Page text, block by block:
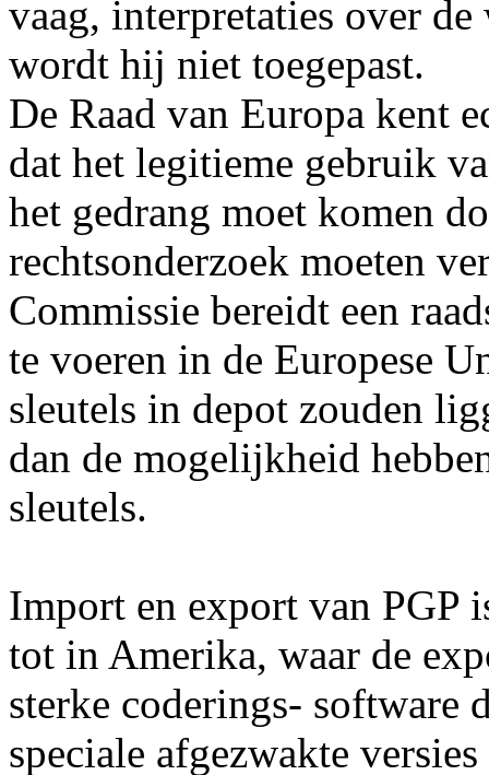
vaag, interpretaties over
wordt hij niet toegepast.
De Raad van Europa kent
dat het legitieme gebruik
het gedrang moet komen
rechtsonderzoek moeten
Commissie bereidt een
te voeren in de Europese
sleutels in depot zouden
dan de mogelijkheid
sleutels.
Import en export van PGP
tot in Amerika, waar de
sterke coderings- software
speciale afgezwakte